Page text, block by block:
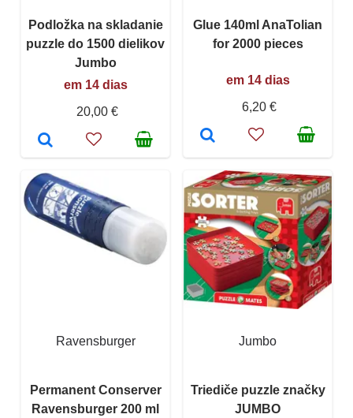
Podložka na skladanie
puzzle do 1500 dielikov
Jumbo
em 14 dias
20,00 €
Glue 140ml AnaTolian
for 2000 pieces
em 14 dias
6,20 €
Ravensburger
Permanent Conserver
Ravensburger 200 ml
Jumbo
Triediče puzzle značky
JUMBO